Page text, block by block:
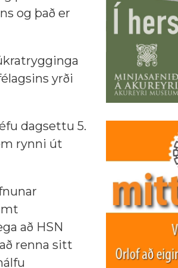
og það er
yrði
dagsettu 5.
rynni út
að HSN
renna sitt